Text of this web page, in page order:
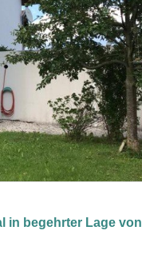
in begehrter Lage von